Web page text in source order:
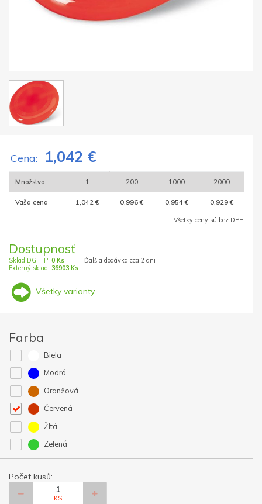
Cena: 1,042 €
Množstvo 1 200 1000 2000
Vaša cena 1,042 € 0,996 € 0,954 € 0,929 €
Všetky ceny sú bez DPH
Dostupnosť
Sklad DG TIP: 0 Ks
Externý sklad: 36903 Ks
Ďalšia dodávka cca 2 dni
Všetky varianty
Farba
Biela
Modrá
Oranžová
Červená
Žltá
Zelená
Počet kusů:
KS